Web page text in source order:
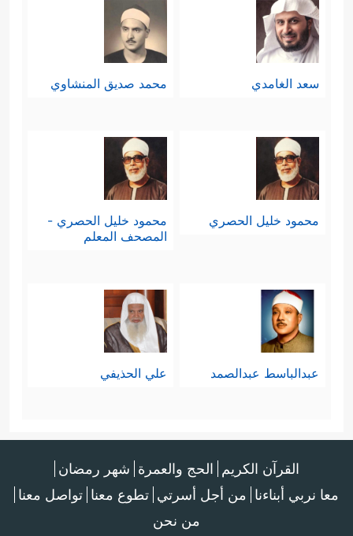
سعد الغامدي محمد صديق المنشاوي
محمود خليل الحصري
محمود خليل الحصري -
المصحف المعلم
عبدالباسط عبدالصمد علي الحذيفي
القرآن الكريم الحج والعمرة شهر رمضان
معا نربي أبناءنا من أجل أسرتي تطوع معنا تواصل معنا
من نحن